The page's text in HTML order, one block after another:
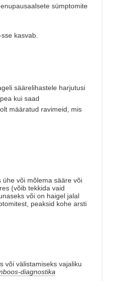
sümptomite
kasvab.
säärelihastele harjutusi
kui saad
määratud ravimeid, mis
ühe või mõlema sääre või
(võib tekkida vaid
või on haigel jalal
peaksid kohe arsti
või välistamiseks vajaliku
diagnostika